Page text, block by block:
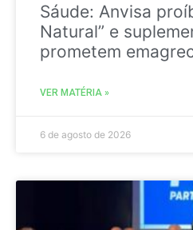
Sáude: Anvisa
Natural” e
prometem
VER MATÉRIA »
6 de agosto de 2026